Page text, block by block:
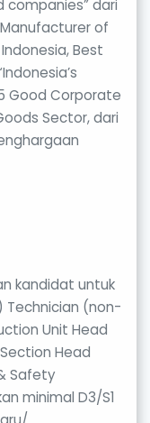
companies” dari
of
Best
Good Corporate
Sector, dari
kandidat untuk
Technician (non-
Unit Head
Head
Safety
minimal D3/S1